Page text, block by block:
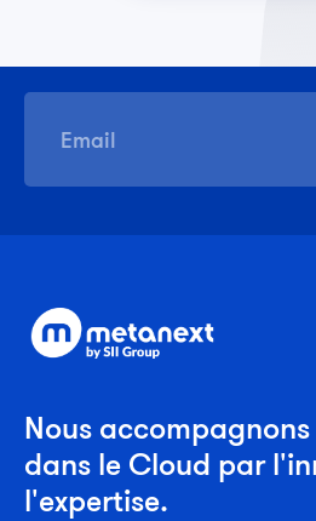
Nous
dans le Cloud par
l'expertise.